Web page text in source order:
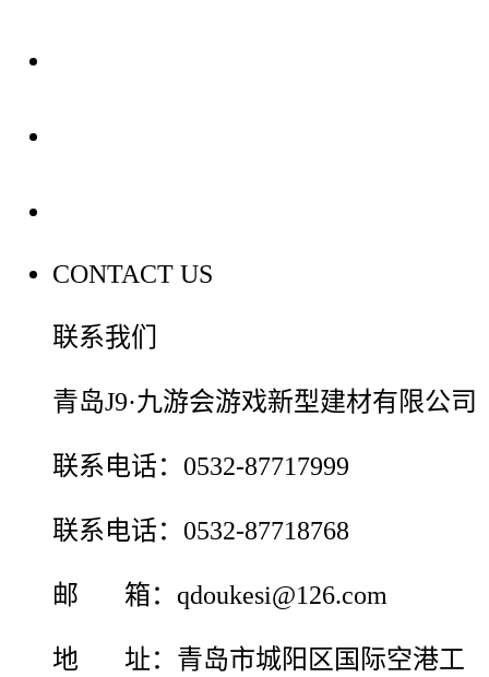
CONTACT US
联系我们
青岛J9·九游会游戏新型建材有限公司
联系电话：0532-87717999
联系电话：0532-87718768
邮 箱：qdoukesi@126.com
地 址：青岛市城阳区国际空港工